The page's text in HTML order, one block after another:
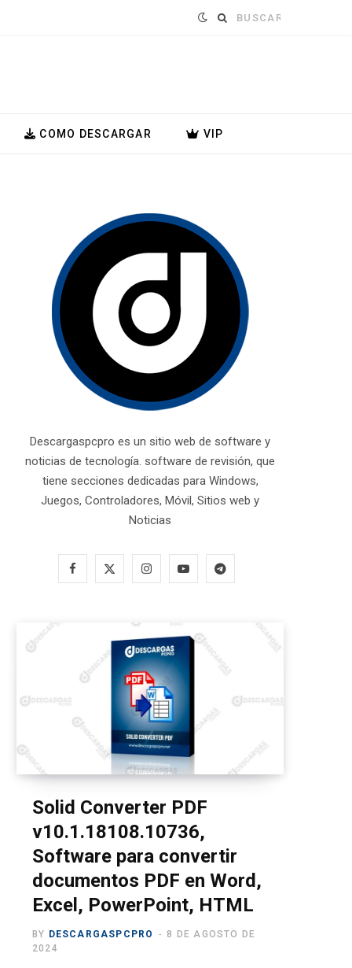
Buscar:
COMO DESCARGAR VIP
Descargaspcpro es un sitio web de software y
noticias de tecnología. software de revisión, que
tiene secciones dedicadas para Windows,
Juegos, Controladores, Móvil, Sitios web y
Noticias
F
b
o
k
i
t
t
e
r
I
t
a
g
r
a
m
Y
e
T
m
Solid Converter PDF
v10.1.18108.10736,
Software para convertir
documentos PDF en Word,
Excel, PowerPoint, HTML
BY DESCARGASPCPRO
8 DE AGOSTO DE
2024